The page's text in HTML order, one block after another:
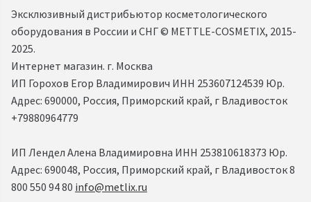
Эксклюзивный дистрибьютор косметологического
оборудования в России и СНГ ©️ METTLE-COSMETIX, 2015-
2025.
Интернет магазин. г. Москва
ИП Горохов Егор Владимирович ИНН 253607124539 Юр.
Адрес: 690000, Россия, Приморский край, г Владивосток
+79880964779
ИП Лендел Алена Владимировна ИНН 253810618373 Юр.
Адрес: 690048, Россия, Приморский край, г Владивосток 8
800 550 94 80 info@metlix.ru